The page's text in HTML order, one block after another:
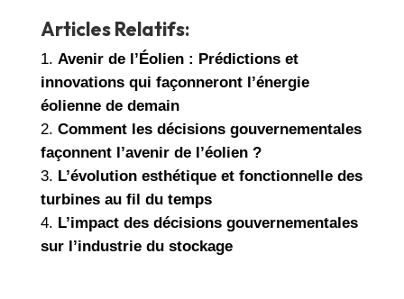
Articles Relatifs:
Avenir de l’Éolien : Prédictions et
innovations qui façonneront l’énergie
éolienne de demain
Comment les décisions gouvernementales
façonnent l’avenir de l’éolien ?
L’évolution esthétique et fonctionnelle des
turbines au fil du temps
L’impact des décisions gouvernementales
sur l’industrie du stockage